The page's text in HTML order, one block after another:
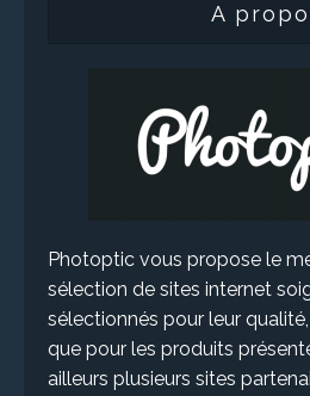
A
Photoptic vous propose le
sélection de sites internet
sélectionnés pour leur
que pour les produits
ailleurs plusieurs sites